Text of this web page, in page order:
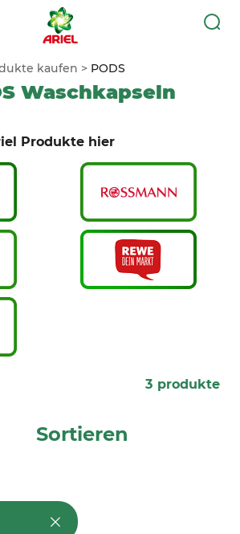
kaufen PODS
Waschkapseln
Produkte hier
Sortieren
3 produkte